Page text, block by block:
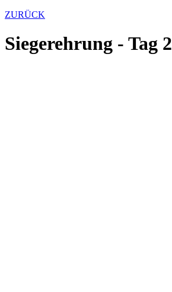
ZURÜCK
Siegerehrung - Tag 2